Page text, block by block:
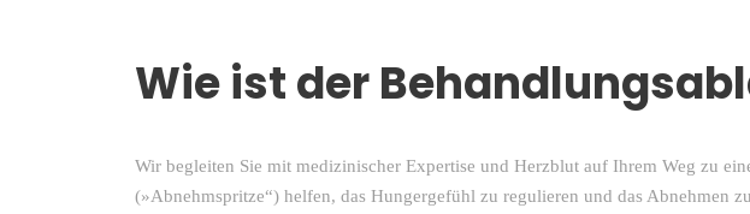
Wie ist der
Wir begleiten Sie mit medizinischer Expertise und Herzblut auf Ihrem Weg zu
(»Abnehmspritze“) helfen, das Hungergefühl zu regulieren und das Abnehmen